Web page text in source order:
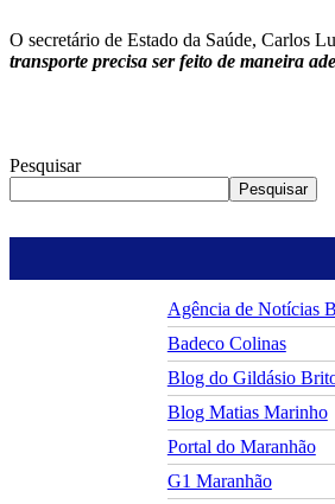
O secretário de Estado da Saúde, Carlos
transporte precisa ser feito de maneira
Pesquisar
Pesquisar
Agência de Notícias
Badeco Colinas
Blog do Gildásio
Blog Matias Marinho
Portal do Maranhão
G1 Maranhão